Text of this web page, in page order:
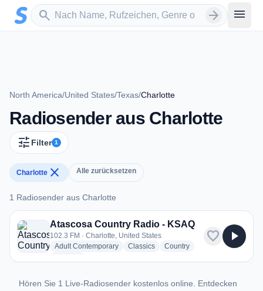
Zum Hauptinhalt springen
search
Sender suchen arrow_forward menu
North America/United States/Texas/Charlotte
Radiosender aus Charlotte
tune Filter 1
Charlotte close Alle zurücksetzen
1 Radiosender aus Charlotte
1 Radiosender aus Charlotte
Atascosa Country Radio - KSAQ
102.3 FM · Charlotte, United States
Adult Contemporaryradio stations
Classicsradio stations
Countryradio stations
favorite play_arrow
Hören Sie 1 Live-Radiosender kostenlos online. Entdecken